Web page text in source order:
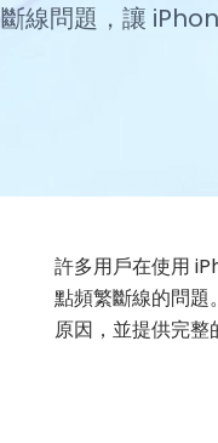
斷線問題，讓
許多用戶在使用
點頻繁斷線的問題
原因，並提供完整